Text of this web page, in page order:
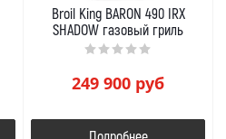
Broil King BARON 490 IRX
SHADOW газовый гриль
249 900 руб
Подробнее